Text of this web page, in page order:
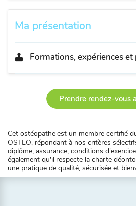
Ma présentation
Formations, expériences
Prendre rendez-vous
Cet ostéopathe est un membre certifié
OSTEO, répondant à nos critères
diplôme, assurance, conditions
également qu'il respecte la charte
une pratique de qualité, sécurisée et